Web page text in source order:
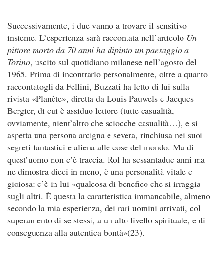
Successivamente, i due vanno a trovare il sensitivo
insieme. L’esperienza sarà raccontata nell’articolo Un
pittore morto da 70 anni ha dipinto un paesaggio a
Torino, uscito sul quotidiano milanese nell’agosto del
1965. Prima di incontrarlo personalmente, oltre a quanto
raccontatogli da Fellini, Buzzati ha letto di lui sulla
rivista «Planète», diretta da Louis Pauwels e Jacques
Bergier, di cui è assiduo lettore (tutte casualità,
ovviamente, nient’altro che sciocche casualità…), e si
aspetta una persona arcigna e severa, rinchiusa nei suoi
segreti fantastici e aliena alle cose del mondo. Ma di
quest’uomo non c’è traccia. Rol ha sessantadue anni ma
ne dimostra dieci in meno, è una personalità vitale e
gioiosa: c’è in lui «qualcosa di benefico che si irraggia
sugli altri. È questa la caratteristica immancabile, almeno
secondo la mia esperienza, dei rari uomini arrivati, col
superamento di se stessi, a un alto livello spirituale, e di
conseguenza alla autentica bontà»(23).